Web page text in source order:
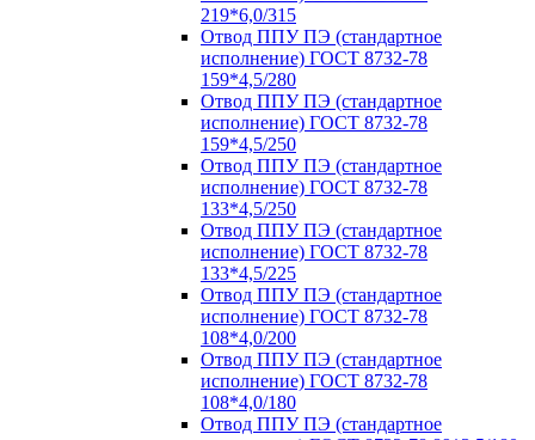
219*6,0/315
Отвод ППУ ПЭ (стандартное
исполнение) ГОСТ 8732-78
159*4,5/280
Отвод ППУ ПЭ (стандартное
исполнение) ГОСТ 8732-78
159*4,5/250
Отвод ППУ ПЭ (стандартное
исполнение) ГОСТ 8732-78
133*4,5/250
Отвод ППУ ПЭ (стандартное
исполнение) ГОСТ 8732-78
133*4,5/225
Отвод ППУ ПЭ (стандартное
исполнение) ГОСТ 8732-78
108*4,0/200
Отвод ППУ ПЭ (стандартное
исполнение) ГОСТ 8732-78
108*4,0/180
Отвод ППУ ПЭ (стандартное